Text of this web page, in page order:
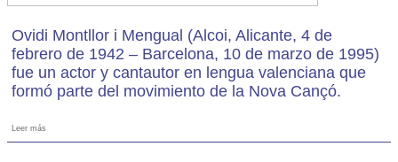
Ovidi Montllor i Mengual (Alcoi, Alicante, 4 de
febrero de 1942 – Barcelona, 10 de marzo de 1995)
fue un actor y cantautor en lengua valenciana que
formó parte del movimiento de la Nova Cançó.
Leer más